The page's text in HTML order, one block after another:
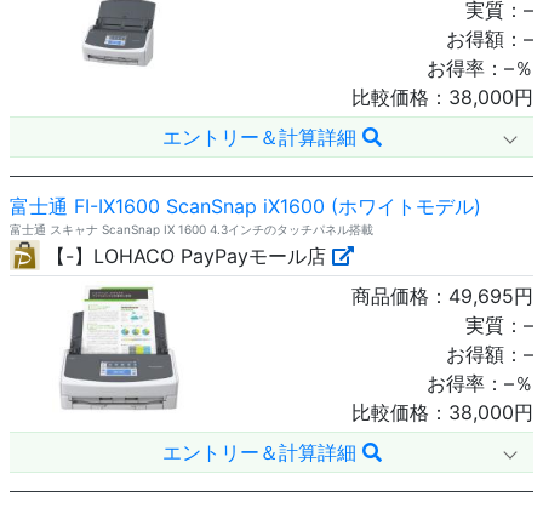
実質： –
お得額： –
お得率： –％
比較価格： 38,000円
エントリー＆計算詳細
富士通 FI-IX1600 ScanSnap iX1600 (ホワイトモデル)
富士通 スキャナ ScanSnap IX 1600 4.3インチのタッチパネル搭載
【-】LOHACO PayPayモール店
商品価格： 49,695円
実質： –
お得額： –
お得率： –％
比較価格： 38,000円
エントリー＆計算詳細